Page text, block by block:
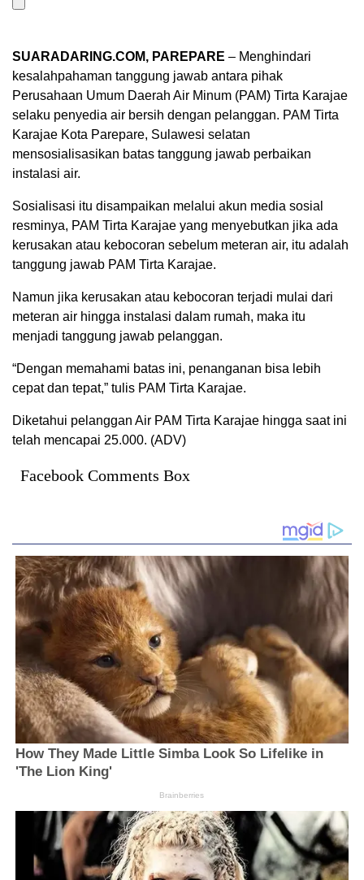
SUARADARING.COM, PAREPARE – Menghindari
kesalahpahaman tanggung jawab antara pihak
Perusahaan Umum Daerah Air Minum (PAM) Tirta Karajae
selaku penyedia air bersih dengan pelanggan. PAM Tirta
Karajae Kota Parepare, Sulawesi selatan
mensosialisasikan batas tanggung jawab perbaikan
instalasi air.
Sosialisasi itu disampaikan melalui akun media sosial
resminya, PAM Tirta Karajae yang menyebutkan jika ada
kerusakan atau kebocoran sebelum meteran air, itu adalah
tanggung jawab PAM Tirta Karajae.
Namun jika kerusakan atau kebocoran terjadi mulai dari
meteran air hingga instalasi dalam rumah, maka itu
menjadi tanggung jawab pelanggan.
“Dengan memahami batas ini, penanganan bisa lebih
cepat dan tepat,” tulis PAM Tirta Karajae.
Diketahui pelanggan Air PAM Tirta Karajae hingga saat ini
telah mencapai 25.000. (ADV)
Facebook Comments Box